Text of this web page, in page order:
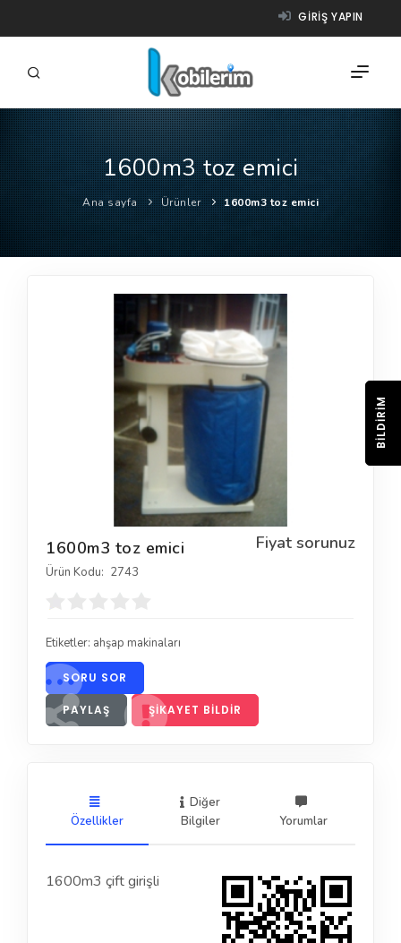
GIRIŞ YAPIN
FIRMALAR
ÜRÜNLER
NASIL ÇALIŞIR?
1600m3 toz emici
Ana sayfa Ürünler 1600m3 toz emici
Fiyat sorunuz
1600m3 toz emici
Ürün Kodu: 2743
Etiketler: ahşap makinaları
SORU SOR
PAYLAŞ ŞIKAYET BILDIR
Özellikler
Diğer
Bilgiler
Yorumlar
1600m3 çift girişli
BILDIRIM